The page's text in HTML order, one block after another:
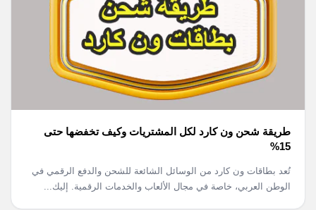
طريقة شحن ون كارد لكل المشتريات وكيف تخفضها حتى
15%
تُعد بطاقات ون كارد من الوسائل الشائعة للشحن والدفع الرقمي في
الوطن العربي، خاصة في مجال الألعاب والخدمات الرقمية. إليك...